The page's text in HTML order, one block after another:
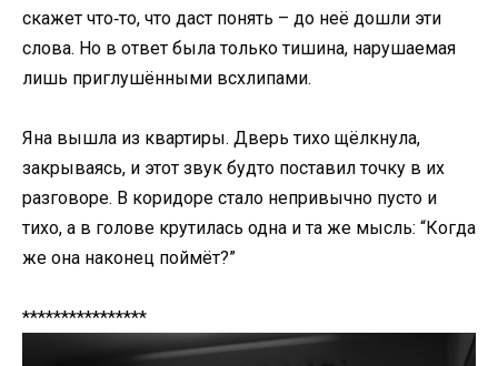
скажет что‑то, что даст понять – до неё дошли эти
слова. Но в ответ была только тишина, нарушаемая
лишь приглушёнными всхлипами.
Яна вышла из квартиры. Дверь тихо щёлкнула,
закрываясь, и этот звук будто поставил точку в их
разговоре. В коридоре стало непривычно пусто и
тихо, а в голове крутилась одна и та же мысль: “Когда
же она наконец поймёт?”
****************